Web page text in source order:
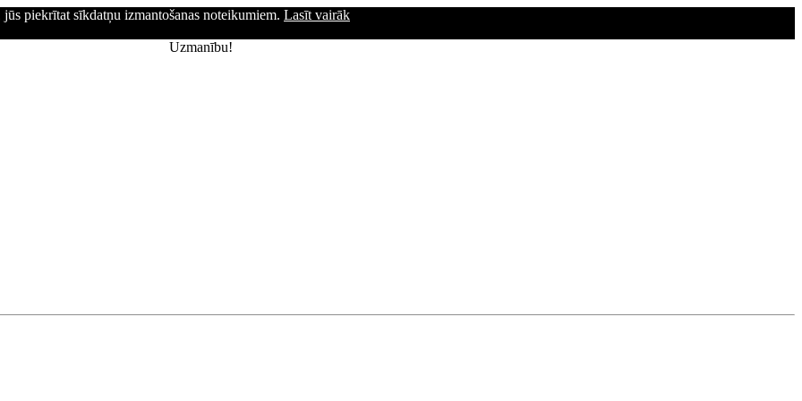
piekrītat sīkdatņu izmantošanas noteikumiem. Lasīt vairāk
Uzmanību!